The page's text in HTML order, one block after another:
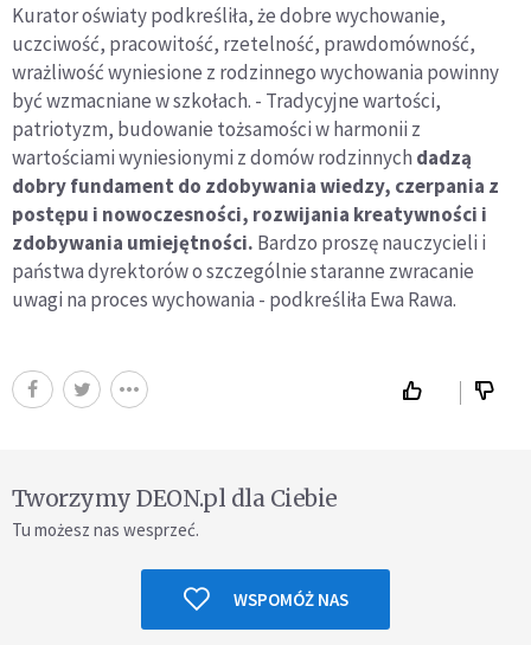
Kurator oświaty podkreśliła, że dobre wychowanie,
uczciwość, pracowitość, rzetelność, prawdomówność,
wrażliwość wyniesione z rodzinnego wychowania powinny
być wzmacniane w szkołach. - Tradycyjne wartości,
patriotyzm, budowanie tożsamości w harmonii z
wartościami wyniesionymi z domów rodzinnych dadzą
dobry fundament do zdobywania wiedzy, czerpania z
postępu i nowoczesności, rozwijania kreatywności i
zdobywania umiejętności. Bardzo proszę nauczycieli i
państwa dyrektorów o szczególnie staranne zwracanie
uwagi na proces wychowania - podkreśliła Ewa Rawa.
Tworzymy DEON.pl dla Ciebie
Tu możesz nas wesprzeć.
WSPOMÓŻ NAS